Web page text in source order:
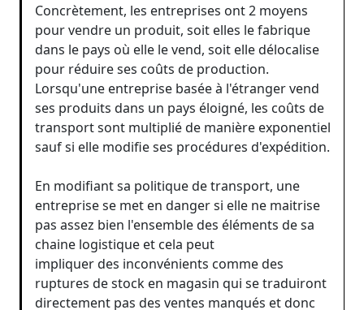
Concrètement, les entreprises ont 2 moyens
pour vendre un produit, soit elles le fabrique
dans le pays où elle le vend, soit elle délocalise
pour réduire ses coûts de production.
Lorsqu'une entreprise basée à l'étranger vend
ses produits dans un pays éloigné, les coûts de
transport sont multiplié de manière exponentiel
sauf si elle modifie ses procédures d'expédition.
En modifiant sa politique de transport, une
entreprise se met en danger si elle ne maitrise
pas assez bien l'ensemble des éléments de sa
chaine logistique et cela peut
impliquer des inconvénients comme des
ruptures de stock en magasin qui se traduiront
directement pas des ventes manqués et donc